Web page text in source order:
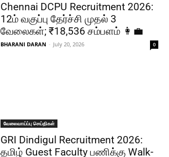
Chennai DCPU Recruitment 2026:
12ம் வகுப்பு தேர்ச்சி முதல் 3
வேலைகள்; ₹18,536 சம்பளம் 👩‍💼
BHARANI DARAN - July 20, 2026 0
வேலைவாய்ப்பு செய்திகள்
GRI Dindigul Recruitment 2026:
தமிழ் Guest Faculty பணிக்கு Walk-